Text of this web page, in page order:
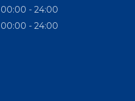
00:00 - 24:00
00:00 - 24:00